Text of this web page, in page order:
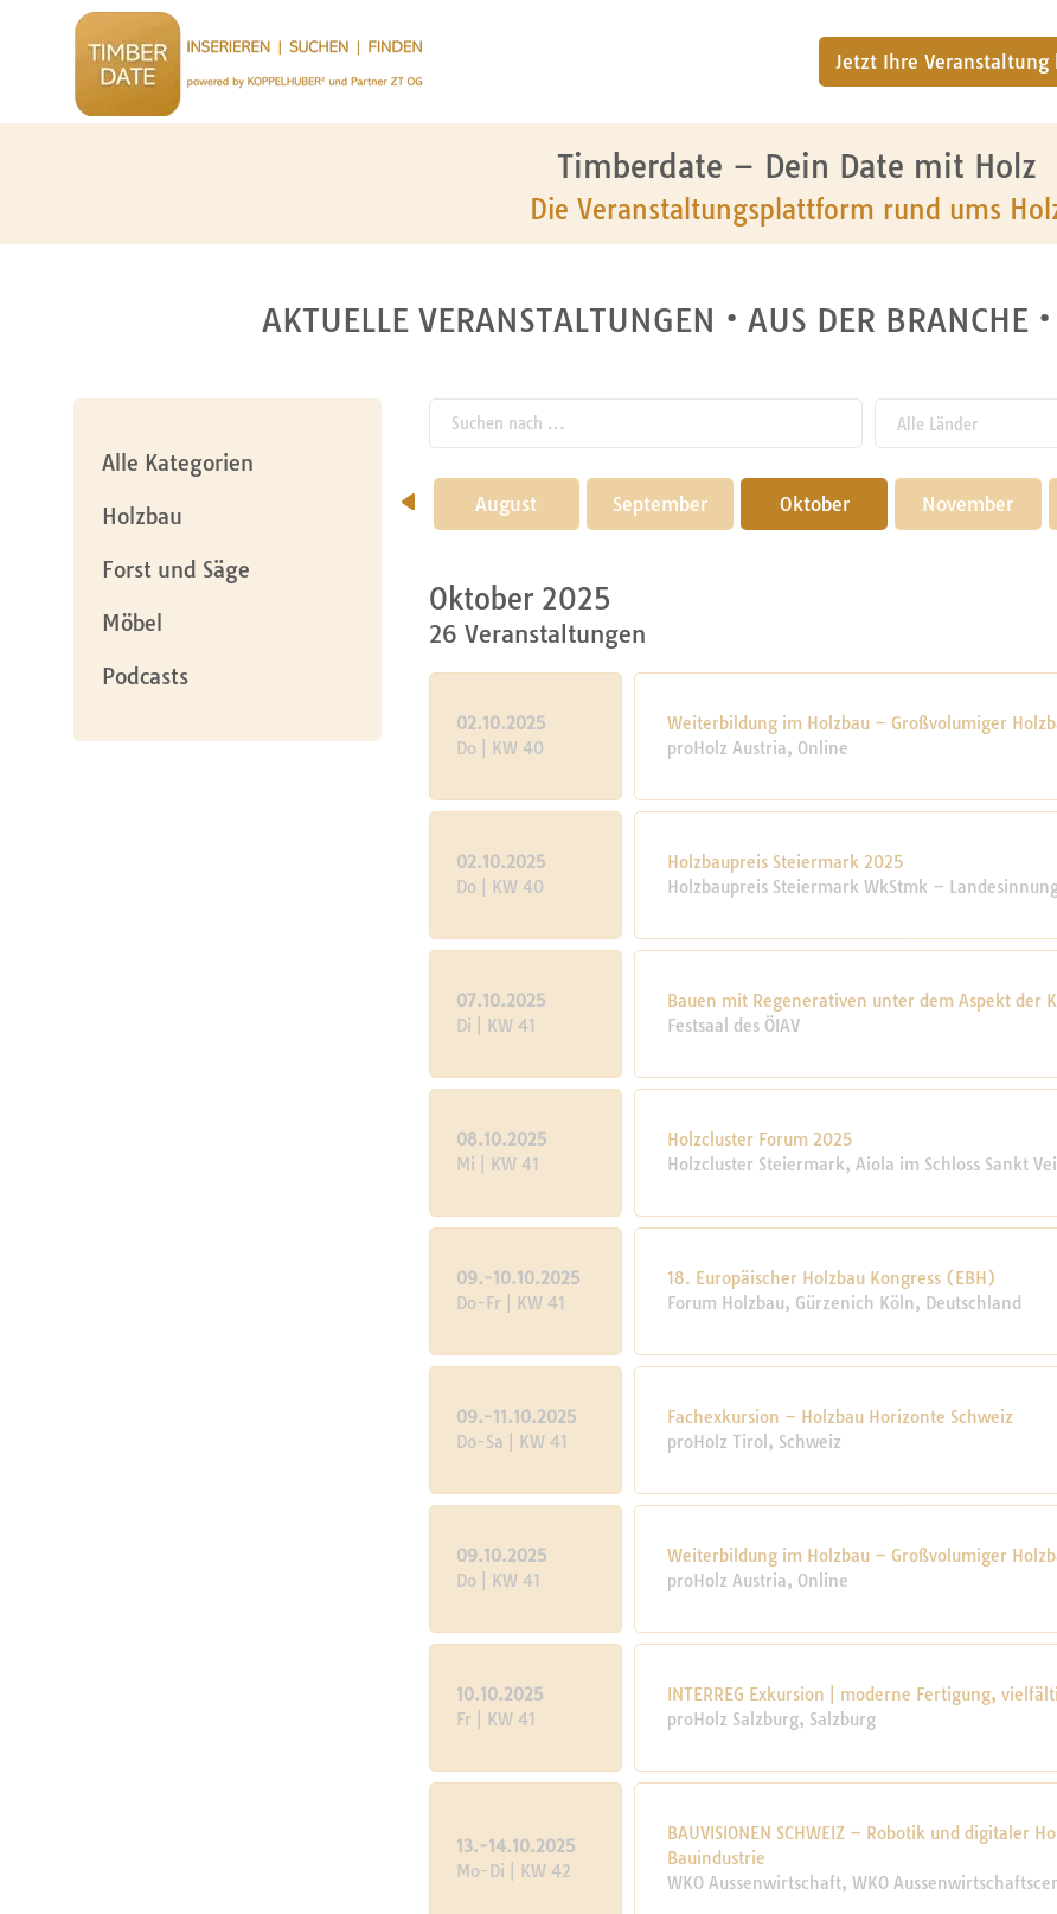
Jetzt Ihre Veranstaltung
Timberdate – Dein Date mit Holz
Die Veranstaltungsplattform rund ums
AKTUELLE VERANSTALTUNGEN • AUS DER BRANCHE
Alle Kategorien
Holzbau
Forst und Säge
Möbel
Podcasts
Suchen nach ...
pw_l
August September Oktober November
Oktober 2025
26 Veranstaltungen
02.10.2025
Do | KW 40
Weiterbildung im Holzbau – Großvolumiger
proHolz Austria, Online
02.10.2025
Do | KW 40
Holzbaupreis Steiermark 2025
Holzbaupreis Steiermark WkStmk –
07.10.2025
Di | KW 41
Bauen mit Regenerativen unter dem Aspekt der
Festsaal des ÖIAV
08.10.2025
Mi | KW 41
Holzcluster Forum 2025
Holzcluster Steiermark, Aiola im Schloss Sankt
09.-10.10.2025
Do-Fr | KW 41
18. Europäischer Holzbau Kongress (EBH)
Forum Holzbau, Gürzenich Köln, Deutschland
09.-11.10.2025
Do-Sa | KW 41
Fachexkursion – Holzbau Horizonte Schweiz
proHolz Tirol, Schweiz
09.10.2025
Do | KW 41
Weiterbildung im Holzbau – Großvolumiger
proHolz Austria, Online
10.10.2025
Fr | KW 41
INTERREG Exkursion | moderne Fertigung,
proHolz Salzburg, Salzburg
13.-14.10.2025
Mo-Di | KW 42
BAUVISIONEN SCHWEIZ – Robotik und digitaler
Bauindustrie
WKO Aussenwirtschaft, WKO